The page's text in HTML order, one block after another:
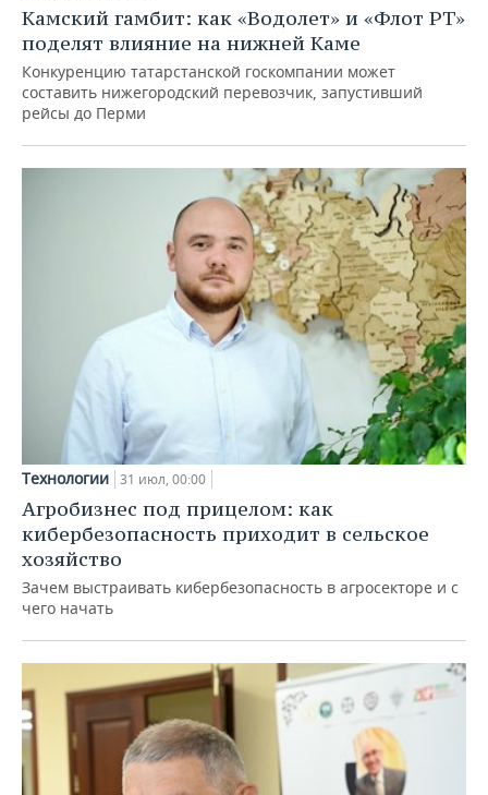
Камский гамбит: как «Водолет» и «Флот РТ»
поделят влияние на нижней Каме
Конкуренцию татарстанской госкомпании может
составить нижегородский перевозчик, запустивший
рейсы до Перми
Технологии 31 июл, 00:00
Агробизнес под прицелом: как
кибербезопасность приходит в сельское
хозяйство
Зачем выстраивать кибербезопасность в агросекторе и с
чего начать